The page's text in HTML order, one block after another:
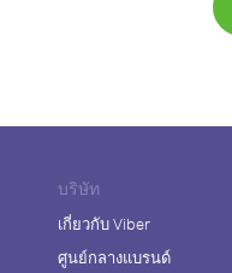
บริษัท
เกี่ยวกับ Viber
ศูนย์กลางแบรนด์